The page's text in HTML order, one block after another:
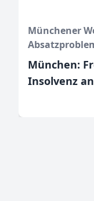
Münchener
München:
Insolvenz an